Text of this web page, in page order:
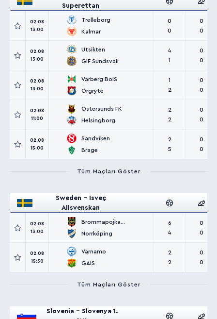
Superettan
02.08
13:00
Trelleborg
Kalmar
0
0
0
0
02.08
13:00
Utsikten
GIF Sundsvall
4
1
0
0
02.08
13:00
Varberg BoIS
Örgryte
1
2
0
0
02.08
11:00
Östersunds FK
Helsingborg
2
2
0
0
02.08
15:00
Sandviken
Brage
2
5
0
0
Tüm Maçları Göster
Sweden - Isveç
Allsvenskan
02.08
13:00
Brommapojkarna
Norrköping
6
4
0
0
02.08
15:30
Värnamo
GAIS
2
2
0
0
Tüm Maçları Göster
Slovenia - Slovenya 1.